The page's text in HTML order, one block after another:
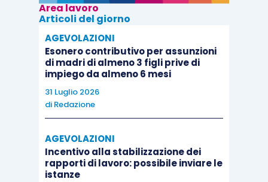
Area lavoro
Articoli del giorno
AGEVOLAZIONI
Esonero contributivo per assunzioni
di madri di almeno 3 figli prive di
impiego da almeno 6 mesi
31 Luglio 2026
di Redazione
AGEVOLAZIONI
Incentivo alla stabilizzazione dei
rapporti di lavoro: possibile inviare le
istanze